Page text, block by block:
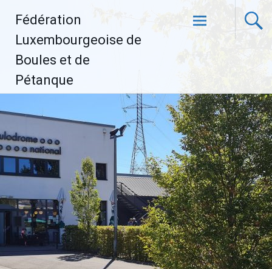
contenu
Fédération
Luxembourgeoise de
Boules et de
Pétanque